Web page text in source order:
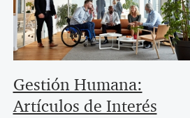
Gestión Humana:
Artículos de Interés